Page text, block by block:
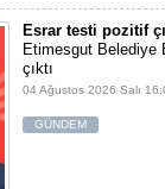
Esrar testi pozitif
Etimesgut Belediye
çıktı
04 Ağustos 2026 Salı
GÜNDEM